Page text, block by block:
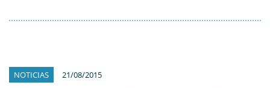
NOTICIAS 21/08/2015